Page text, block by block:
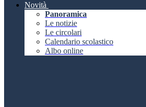
Novità
Panoramica
Le notizie
Le circolari
Calendario scolastico
Albo online